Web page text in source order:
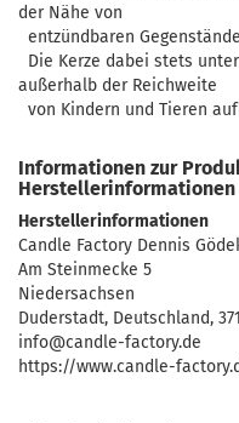
der Nähe von
entzündbaren
Die Kerze dabei stets
außerhalb der Reichweite
von Kindern und Tieren
Informationen zur
Herstellerinformationen
Herstellerinformationen
Candle Factory Dennis
Am Steinmecke 5
Niedersachsen
Duderstadt, Deutschland,
info@candle-factory.de
https://www.candle-